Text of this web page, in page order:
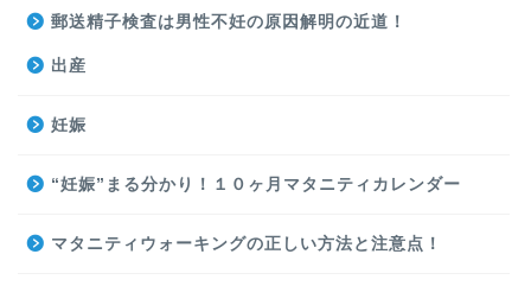
郵送精子検査は男性不妊の原因解明の近道！
出産
妊娠
“妊娠”まる分かり！１０ヶ月マタニティカレンダー
マタニティウォーキングの正しい方法と注意点！